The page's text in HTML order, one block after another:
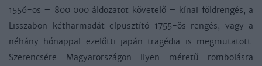
1556-os – 800 000 áldozatot követelő – kínai földrengés, a
Lisszabon kétharmadát elpusztító 1755-ös rengés, vagy a
néhány hónappal ezelőtti japán tragédia is megmutatott.
Szerencsére Magyarországon ilyen méretű rombolásra